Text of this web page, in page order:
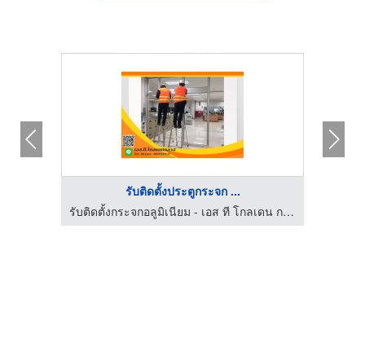
รับติดตั้งประตูกระจก ...
รับติดตั้งกระจกอลูมิเนียม - เอส ที โกลเดน กลาส